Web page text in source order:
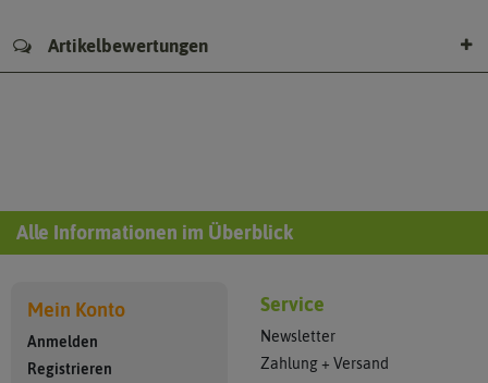
Artikelbewertungen
Alle Informationen im Überblick
Mein Konto
Anmelden
Registrieren
Service
Newsletter
Zahlung + Versand